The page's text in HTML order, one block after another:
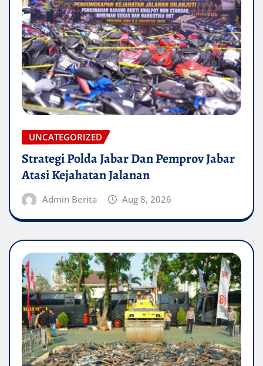
UNCATEGORIZED
Strategi Polda Jabar Dan Pemprov Jabar
Atasi Kejahatan Jalanan
Admin Berita Aug 8, 2026